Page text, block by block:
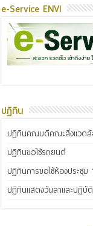
e-Service ENVI
ปฏิทิน
ปฏิทินคณบดีคณะสิ่งแวดล้
ปฏิทินขอใช้รถยนต์
ปฏิทินการขอใช้ห้องประชุม 1
ปฏิทินแสดงวันลาและปฏิบั